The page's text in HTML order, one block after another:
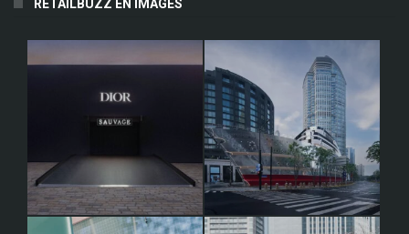
RETAILBUZZ EN IMAGES